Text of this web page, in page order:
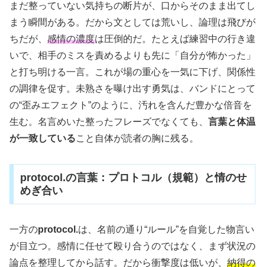
まだ整っていない気持ちの断片が、口からそのまま出てし
まう瞬間がある。だから文としては荒いし、論理は飛びが
ちだが、 感情の濃度は圧倒的だ。たとえば練習中の行き違
いで、相手のミスを責めるよりも先に「自分が怖かった」
と打ち明ける一言。これが場の重心を一気に下げ、関係性
の調律を促す。未熟さを曝け出す勇気は、バンドにとって
の“歪みエフェクト”のように、汚れを含んだ豊かな倍音を
生む。名言めいた整ったフレーズでなくても、 言葉と体温
が一致していること自体が読者の胸に残る。
protocol.の言葉：プロトコル（規範）と情のせ
めぎ合い
一方のprotocol.は、名前の通り“ルール”を自覚した物言い
が目立つ。感情に任せて殴り合うのではなく、まず状況の
論点を整理してから話す。だから衝撃度は低いが、 納得の